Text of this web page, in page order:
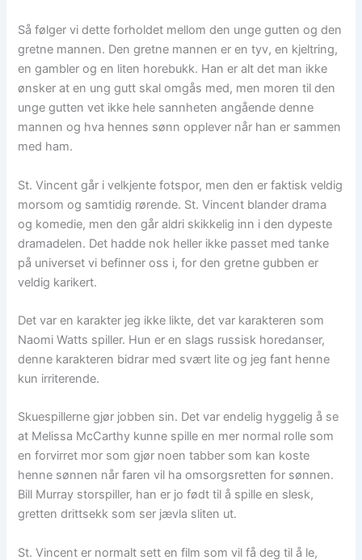
Så følger vi dette forholdet mellom den unge gutten og den
gretne mannen. Den gretne mannen er en tyv, en kjeltring,
en gambler og en liten horebukk. Han er alt det man ikke
ønsker at en ung gutt skal omgås med, men moren til den
unge gutten vet ikke hele sannheten angående denne
mannen og hva hennes sønn opplever når han er sammen
med ham.
St. Vincent går i velkjente fotspor, men den er faktisk veldig
morsom og samtidig rørende. St. Vincent blander drama
og komedie, men den går aldri skikkelig inn i den dypeste
dramadelen. Det hadde nok heller ikke passet med tanke
på universet vi befinner oss i, for den gretne gubben er
veldig karikert.
Det var en karakter jeg ikke likte, det var karakteren som
Naomi Watts spiller. Hun er en slags russisk horedanser,
denne karakteren bidrar med svært lite og jeg fant henne
kun irriterende.
Skuespillerne gjør jobben sin. Det var endelig hyggelig å se
at Melissa McCarthy kunne spille en mer normal rolle som
en forvirret mor som gjør noen tabber som kan koste
henne sønnen når faren vil ha omsorgsretten for sønnen.
Bill Murray storspiller, han er jo født til å spille en slesk,
gretten drittsekk som ser jævla sliten ut.
St. Vincent er normalt sett en film som vil få deg til å le,